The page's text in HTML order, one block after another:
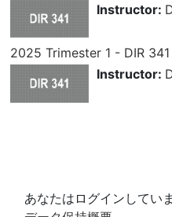
Instructor:
2025 Trimester 1 - DIR
Instructor:
あなたはログインしてい